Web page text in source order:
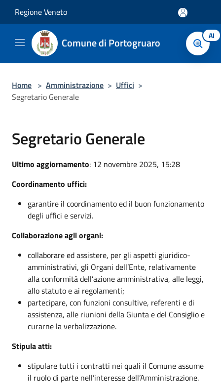
Regione Veneto
Comune di Portogruaro AI
Home > Amministrazione > Uffici >
Segretario Generale
Segretario Generale
Ultimo aggiornamento: 12 novembre 2025, 15:28
Coordinamento uffici:
garantire il coordinamento ed il buon funzionamento
degli uffici e servizi.
Collaborazione agli organi:
collaborare ed assistere, per gli aspetti giuridico-
amministrativi, gli Organi dell’Ente, relativamente
alla conformità dell’azione amministrativa, alle leggi,
allo statuto e ai regolamenti;
partecipare, con funzioni consultive, referenti e di
assistenza, alle riunioni della Giunta e del Consiglio e
curarne la verbalizzazione.
Stipula atti:
stipulare tutti i contratti nei quali il Comune assume
il ruolo di parte nell’interesse dell’Amministrazione.